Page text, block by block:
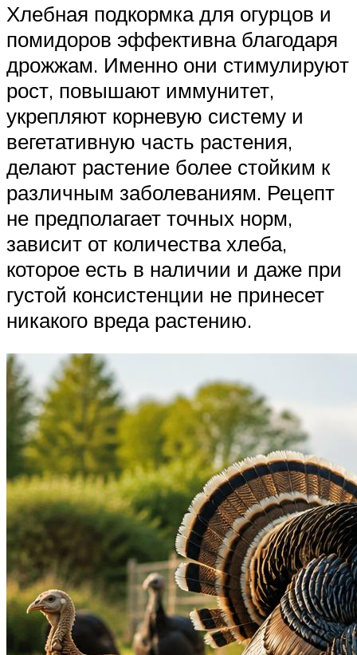
Хлебная подкормка для огурцов и
помидоров эффективна благодаря
дрожжам. Именно они стимулируют
рост, повышают иммунитет,
укрепляют корневую систему и
вегетативную часть растения,
делают растение более стойким к
различным заболеваниям. Рецепт
не предполагает точных норм,
зависит от количества хлеба,
которое есть в наличии и даже при
густой консистенции не принесет
никакого вреда растению.